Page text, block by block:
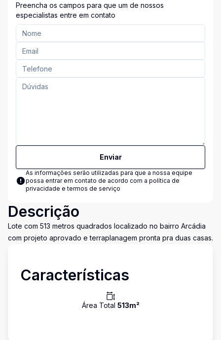
Preencha os campos para que um de nossos
especialistas entre em contato
Enviar
As informações serão utilizadas para que a nossa equipe
possa entrar em contato de acordo com a política de
privacidade e termos de serviço
Descrição
Lote com 513 metros quadrados localizado no bairro Arcádia
com projeto aprovado e terraplanagem pronta pra duas casas.
Características
Área Total 513m²